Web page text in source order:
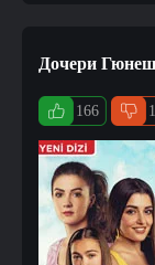
Дочери Гюнеш
166